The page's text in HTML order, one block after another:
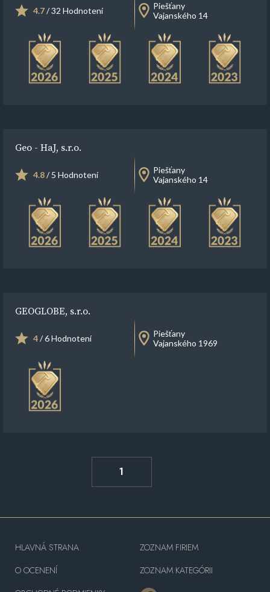
4.7/ 32 Hodnotení
Piešťany
Vajanského 14
Geo - HaJ, s.r.o.
4.8/ 5 Hodnotení
Piešťany
Vajanského 14
GEOGLOBE, s.r.o.
4/ 6 Hodnotení
Piešťany
Vajanského 1969
1
HLAVNÁ STRANA
O OCENENÍ
ZOZNAM FIRIEM
ZOZNAM KATEGÓRII